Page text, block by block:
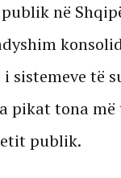
në
të
pikat tona
publik.